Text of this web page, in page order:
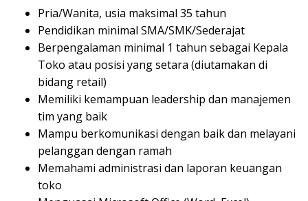
Pria/Wanita, usia maksimal 35 tahun
Pendidikan minimal SMA/SMK/Sederajat
Berpengalaman minimal 1 tahun sebagai Kepala
Toko atau posisi yang setara (diutamakan di
bidang retail)
Memiliki kemampuan leadership dan manajemen
tim yang baik
Mampu berkomunikasi dengan baik dan melayani
pelanggan dengan ramah
Memahami administrasi dan laporan keuangan
toko